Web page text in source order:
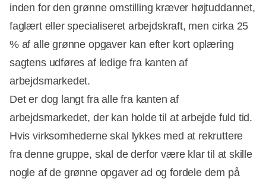
inden for den grønne omstilling kræver højtuddannet,
faglært eller specialiseret arbejdskraft, men cirka 25
% af alle grønne opgaver kan efter kort oplæring
sagtens udføres af ledige fra kanten af
arbejdsmarkedet.
Det er dog langt fra alle fra kanten af
arbejdsmarkedet, der kan holde til at arbejde fuld tid.
Hvis virksomhederne skal lykkes med at rekruttere
fra denne gruppe, skal de derfor være klar til at skille
nogle af de grønne opgaver ad og fordele dem på